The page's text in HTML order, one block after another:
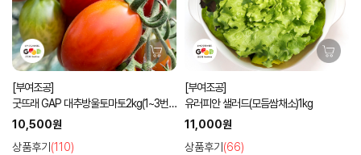
[부여조공]
굿뜨래 GAP 대추방울토마토2kg(1~3번
과 램덤과)
10,500원
상품후기 (110)
[부여조공]
유러피안 샐러드(모듬쌈채소)1kg
11,000원
상품후기 (66)